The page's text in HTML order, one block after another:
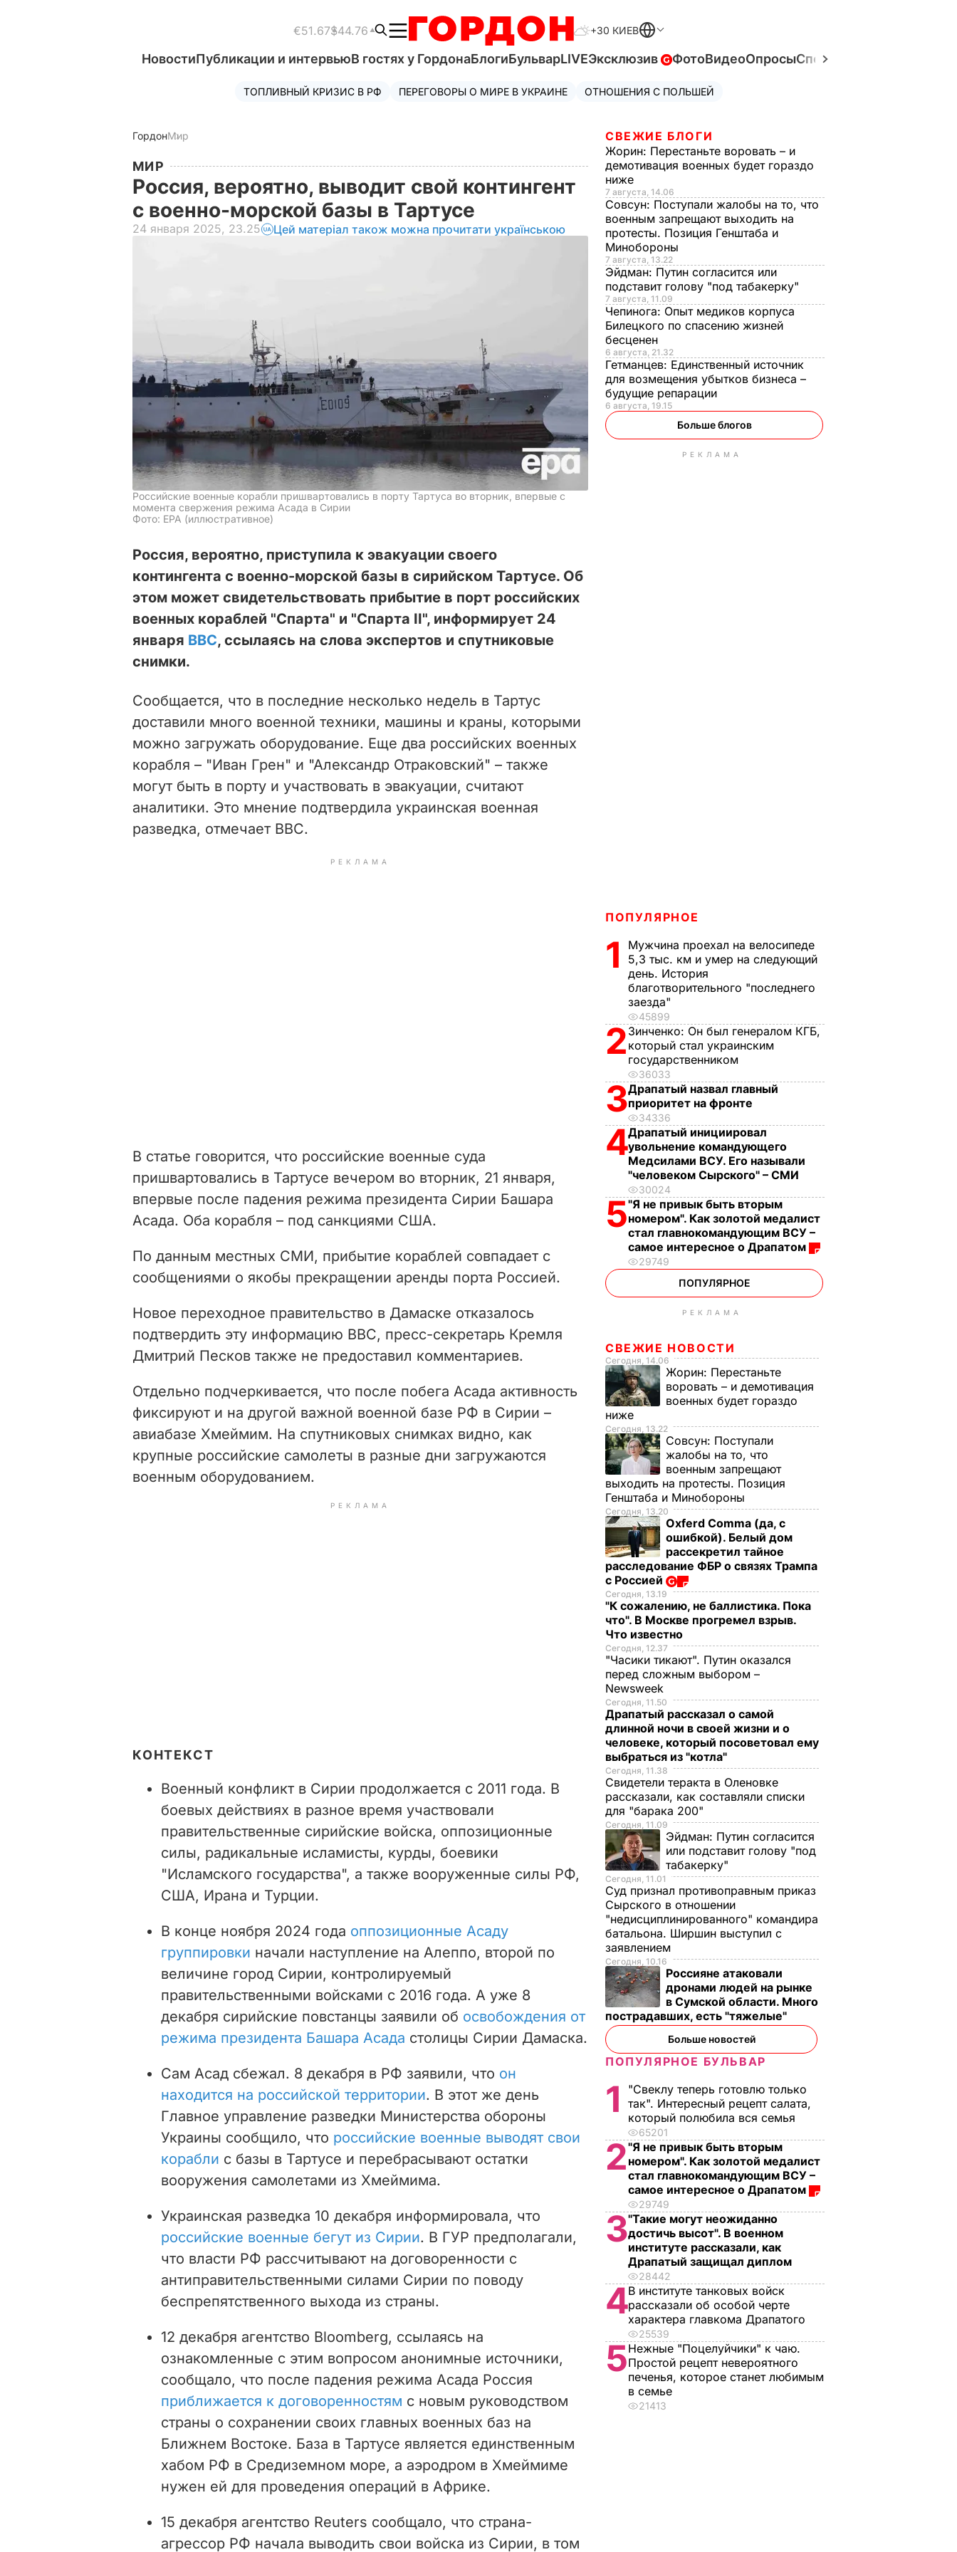
€51.67$44.76 +30 КИЕВ
НовостиПубликации и интервьюВ гостях у ГордонаБлогиБульварLIVEЭксклюзив ФотоВидеоОпросыСпецпроекты
ТОПЛИВНЫЙ КРИЗИС В РФ ПЕРЕГОВОРЫ О МИРЕ В УКРАИНЕ ОТНОШЕНИЯ С ПОЛЬШЕЙ
ГордонМир
МИР
Россия, вероятно, выводит свой контингент
с военно-морской базы в Тартусе
24 января 2025, 23.25 Цей матеріал також можна прочитати українською
Российские военные корабли пришвартовались в порту Тартуса во вторник, впервые с
момента свержения режима Асада в Сирии
Фото: ЕРА (иллюстративное)
Россия, вероятно, приступила к эвакуации своего
контингента с военно-морской базы в сирийском Тартусе. Об
этом может свидетельствовать прибытие в порт российских
военных кораблей "Спарта" и "Спарта II", информирует 24
января BBC, ссылаясь на слова экспертов и спутниковые
снимки.
Сообщается, что в последние несколько недель в Тартус
доставили много военной техники, машины и краны, которыми
можно загружать оборудование. Еще два российских военных
корабля – "Иван Грен" и "Александр Отраковский" – также
могут быть в порту и участвовать в эвакуации, считают
аналитики. Это мнение подтвердила украинская военная
разведка, отмечает BBC.
РЕКЛАМА
В статье говорится, что российские военные суда
пришвартовались в Тартусе вечером во вторник, 21 января,
впервые после падения режима президента Сирии Башара
Асада. Оба корабля – под санкциями США.
По данным местных СМИ, прибытие кораблей совпадает с
сообщениями о якобы прекращении аренды порта Россией.
Новое переходное правительство в Дамаске отказалось
подтвердить эту информацию BBC, пресс-секретарь Кремля
Дмитрий Песков также не предоставил комментариев.
Отдельно подчеркивается, что после побега Асада активность
фиксируют и на другой важной военной базе РФ в Сирии –
авиабазе Хмеймим. На спутниковых снимках видно, как
крупные российские самолеты в разные дни загружаются
военным оборудованием.
РЕКЛАМА
КОНТЕКСТ
Военный конфликт в Сирии продолжается с 2011 года. В
боевых действиях в разное время участвовали
правительственные сирийские войска, оппозиционные
силы, радикальные исламисты, курды, боевики
"Исламского государства", а также вооруженные силы РФ,
США, Ирана и Турции.
В конце ноября 2024 года оппозиционные Асаду
группировки начали наступление на Алеппо, второй по
величине город Сирии, контролируемый
правительственными войсками с 2016 года. А уже 8
декабря сирийские повстанцы заявили об освобождения от
режима президента Башара Асада столицы Сирии Дамаска.
Сам Асад сбежал. 8 декабря в РФ заявили, что он
находится на российской территории. В этот же день
Главное управление разведки Министерства обороны
Украины сообщило, что российские военные выводят свои
корабли с базы в Тартусе и перебрасывают остатки
вооружения самолетами из Хмеймима.
Украинская разведка 10 декабря информировала, что
российские военные бегут из Сирии. В ГУР предполагали,
что власти РФ рассчитывают на договоренности с
антиправительственными силами Сирии по поводу
беспрепятственного выхода из страны.
12 декабря агентство Bloomberg, ссылаясь на
ознакомленные с этим вопросом анонимные источники,
сообщало, что после падения режима Асада Россия
приближается к договоренностям с новым руководством
страны о сохранении своих главных военных баз на
Ближнем Востоке. База в Тартусе является единственным
хабом РФ в Средиземном море, а аэродром в Хмеймиме
нужен ей для проведения операций в Африке.
15 декабря агентство Reuters сообщало, что страна-
агрессор РФ начала выводить свои войска из Сирии, в том
СВЕЖИЕ БЛОГИ
Жорин: Перестаньте воровать – и
демотивация военных будет гораздо
ниже
7 августа, 14.06
Совсун: Поступали жалобы на то, что
военным запрещают выходить на
протесты. Позиция Генштаба и
Минобороны
7 августа, 13.22
Эйдман: Путин согласится или
подставит голову "под табакерку"
7 августа, 11.09
Чепинога: Опыт медиков корпуса
Билецкого по спасению жизней
бесценен
6 августа, 21.32
Гетманцев: Единственный источник
для возмещения убытков бизнеса –
будущие репарации
6 августа, 19.15
Больше блогов
РЕКЛАМА
ПОПУЛЯРНОЕ
1
Мужчина проехал на велосипеде
5,3 тыс. км и умер на следующий
день. История
благотворительного "последнего
заезда"
45899
2 Зинченко: Он был генералом КГБ,
который стал украинским
государственником
36033
3Драпатый назвал главный
приоритет на фронте
34336
4Драпатый инициировал
увольнение командующего
Медсилами ВСУ. Его называли
"человеком Сырского" – СМИ
30024
5"Я не привык быть вторым
номером". Как золотой медалист
стал главнокомандующим ВСУ –
самое интересное о Драпатом
29749
ПОПУЛЯРНОЕ
РЕКЛАМА
СВЕЖИЕ НОВОСТИ
Сегодня, 14.06
Жорин: Перестаньте
воровать – и демотивация
военных будет гораздо
ниже
Сегодня, 13.22
Совсун: Поступали
жалобы на то, что
военным запрещают
выходить на протесты. Позиция
Генштаба и Минобороны
Сегодня, 13.20
Oxferd Comma (да, с
ошибкой). Белый дом
рассекретил тайное
расследование ФБР о связях Трампа
с Россией
Сегодня, 13.19
"К сожалению, не баллистика. Пока
что". В Москве прогремел взрыв.
Что известно
Сегодня, 12.37
"Часики тикают". Путин оказался
перед сложным выбором –
Newsweek
Сегодня, 11.50
Драпатый рассказал о самой
длинной ночи в своей жизни и о
человеке, который посоветовал ему
выбраться из "котла"
Сегодня, 11.38
Свидетели теракта в Оленовке
рассказали, как составляли списки
для "барака 200"
Сегодня, 11.09
Эйдман: Путин согласится
или подставит голову "под
табакерку"
Сегодня, 11.01
Суд признал противоправным приказ
Сырского в отношении
"недисциплинированного" командира
батальона. Ширшин выступил с
заявлением
Сегодня, 10.16
Россияне атаковали
дронами людей на рынке
в Сумской области. Много
пострадавших, есть "тяжелые"
Больше новостей
ПОПУЛЯРНОЕ БУЛЬВАР
1
"Свеклу теперь готовлю только
так". Интересный рецепт салата,
который полюбила вся семья
65201
2"Я не привык быть вторым
номером". Как золотой медалист
стал главнокомандующим ВСУ –
самое интересное о Драпатом
29749
3"Такие могут неожиданно
достичь высот". В военном
институте рассказали, как
Драпатый защищал диплом
28442
4В институте танковых войск
рассказали об особой черте
характера главкома Драпатого
25539
5Нежные "Поцелуйчики" к чаю.
Простой рецепт невероятного
печенья, которое станет любимым
в семье
21413